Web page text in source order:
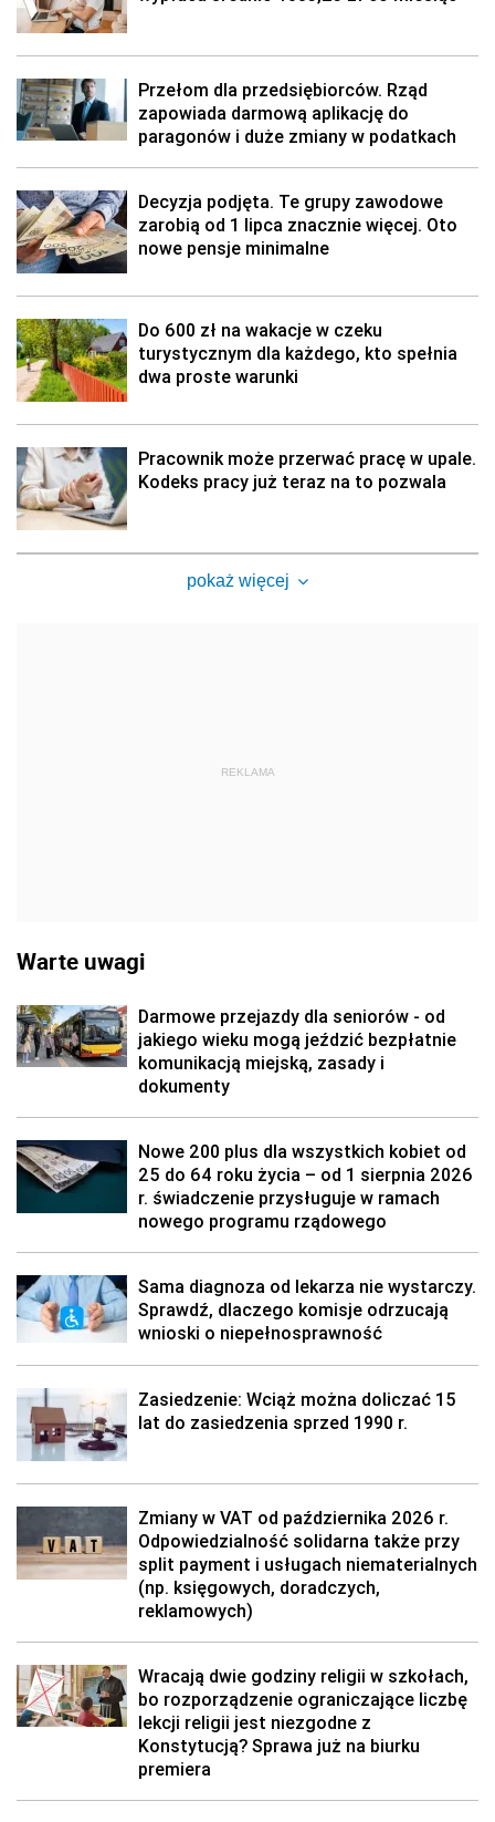
Przełom dla przedsiębiorców. Rząd
zapowiada darmową aplikację do
paragonów i duże zmiany w podatkach
Decyzja podjęta. Te grupy zawodowe
zarobią od 1 lipca znacznie więcej. Oto
nowe pensje minimalne
Do 600 zł na wakacje w czeku
turystycznym dla każdego, kto spełnia
dwa proste warunki
Pracownik może przerwać pracę w upale.
Kodeks pracy już teraz na to pozwala
pokaż więcej
REKLAMA
Warte uwagi
Darmowe przejazdy dla seniorów - od
jakiego wieku mogą jeździć bezpłatnie
komunikacją miejską, zasady i
dokumenty
Nowe 200 plus dla wszystkich kobiet od
25 do 64 roku życia – od 1 sierpnia 2026
r. świadczenie przysługuje w ramach
nowego programu rządowego
Sama diagnoza od lekarza nie wystarczy.
Sprawdź, dlaczego komisje odrzucają
wnioski o niepełnosprawność
Zasiedzenie: Wciąż można doliczać 15
lat do zasiedzenia sprzed 1990 r.
Zmiany w VAT od października 2026 r.
Odpowiedzialność solidarna także przy
split payment i usługach niematerialnych
(np. księgowych, doradczych,
reklamowych)
Wracają dwie godziny religii w szkołach,
bo rozporządzenie ograniczające liczbę
lekcji religii jest niezgodne z
Konstytucją? Sprawa już na biurku
premiera